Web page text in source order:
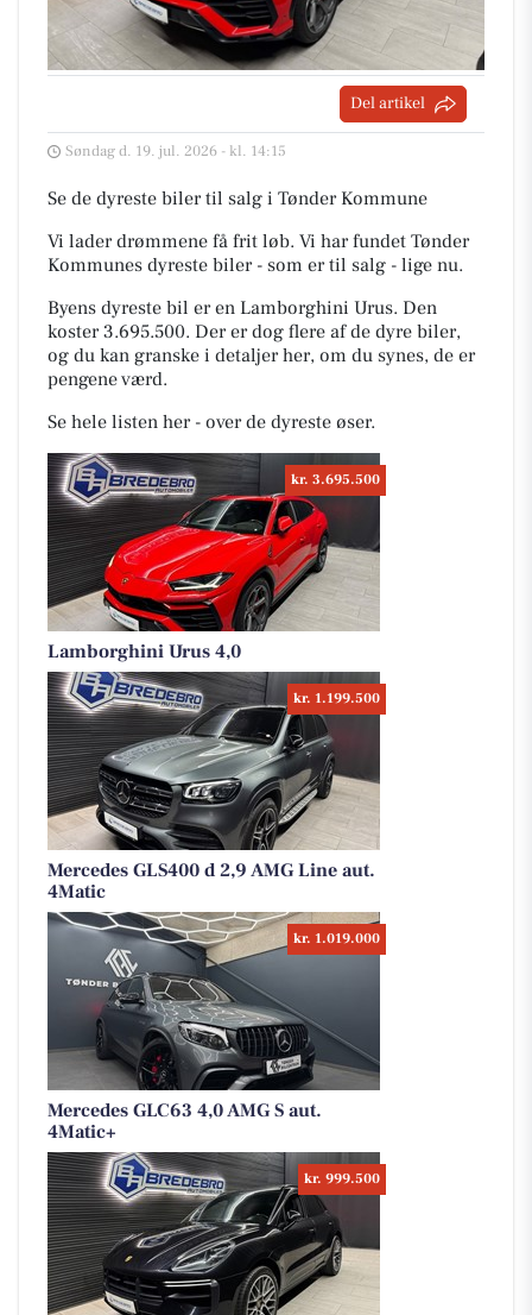
Del artikel
Søndag d. 19. jul. 2026 - kl. 14:15
Se de dyreste biler til salg i Tønder Kommune
Vi lader drømmene få frit løb. Vi har fundet Tønder
Kommunes dyreste biler - som er til salg - lige nu.
Byens dyreste bil er en Lamborghini Urus. Den
koster 3.695.500. Der er dog flere af de dyre biler,
og du kan granske i detaljer her, om du synes, de er
pengene værd.
Se hele listen her - over de dyreste øser.
kr. 3.695.500
Lamborghini Urus 4,0
kr. 1.199.500
Mercedes GLS400 d 2,9 AMG Line aut.
4Matic
kr. 1.019.000
Mercedes GLC63 4,0 AMG S aut.
4Matic+
kr. 999.500